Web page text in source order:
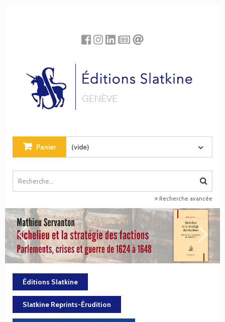
Panier (vide)
Recherche avancée
Éditions Slatkine
Slatkine Reprints-Érudition